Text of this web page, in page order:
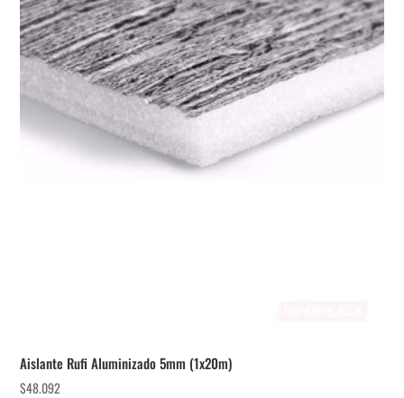
Aislante Rufi Aluminizado 5mm (1x20m)
$48.092